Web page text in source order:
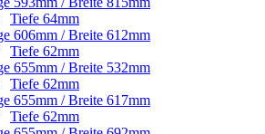
Tiefe 64mm
606mm / Breite 612mm
Tiefe 62mm
655mm / Breite 532mm
Tiefe 62mm
655mm / Breite 617mm
Tiefe 62mm